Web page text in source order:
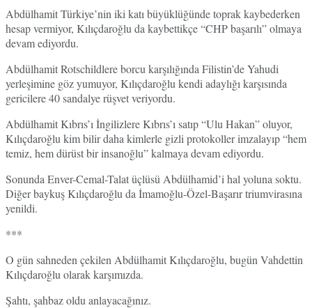
Abdülhamit Türkiye’nin iki katı büyüklüğünde toprak kaybederken
hesap vermiyor, Kılıçdaroğlu da kaybettikçe “CHP başarılı” olmaya
devam ediyordu.
Abdülhamit Rotschildlere borcu karşılığında Filistin’de Yahudi
yerleşimine göz yumuyor, Kılıçdaroğlu kendi adaylığı karşısında
gericilere 40 sandalye rüşvet veriyordu.
Abdülhamit Kıbrıs’ı İngilizlere Kıbrıs’ı satıp “Ulu Hakan” oluyor,
Kılıçdaroğlu kim bilir daha kimlerle gizli protokoller imzalayıp “hem
temiz, hem dürüst bir insanoğlu” kalmaya devam ediyordu.
Sonunda Enver-Cemal-Talat üçlüsü Abdülhamid’i hal yoluna soktu.
Diğer baykuş Kılıçdaroğlu da İmamoğlu-Özel-Başarır triumvirasına
yenildi.
***
O gün sahneden çekilen Abdülhamit Kılıçdaroğlu, bugün Vahdettin
Kılıçdaroğlu olarak karşımızda.
Şahtı, şahbaz oldu anlayacağınız.